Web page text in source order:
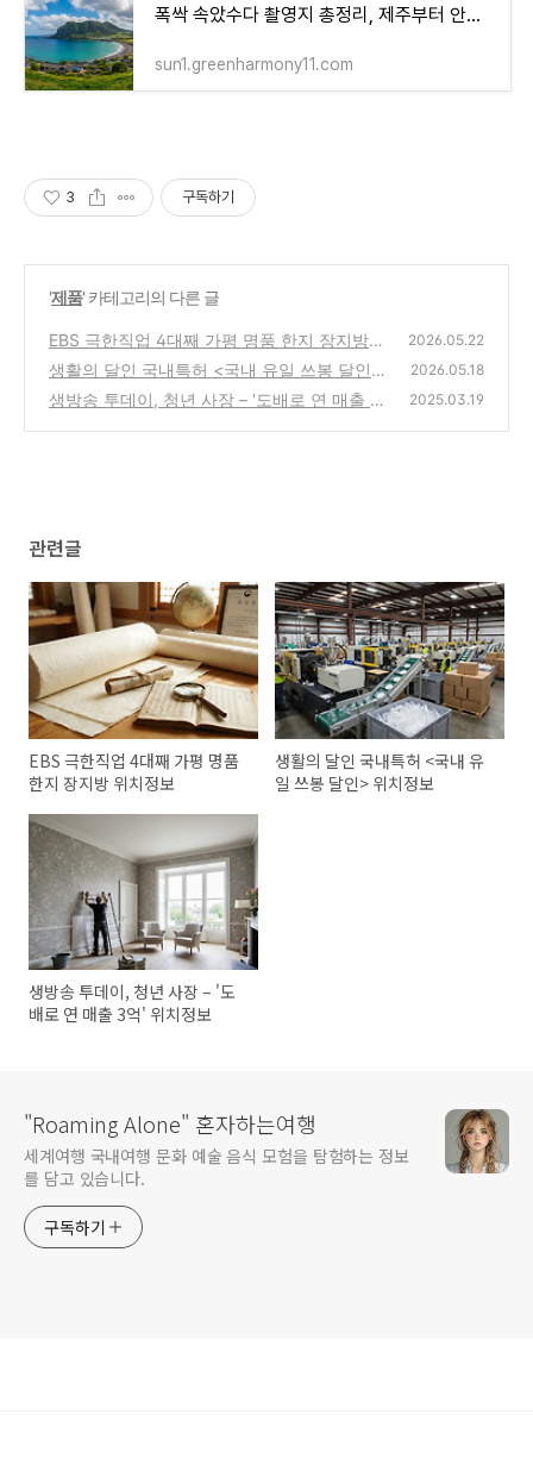
폭싹 속았수다 촬영지 총정리, 제주부터 안동까지 위치!
sun1.greenharmony11.com
3 구독하기
'제품' 카테고리의 다른 글
EBS 극한직업 4대째 가평 명품 한지 장지방
위치정보
(0)
2026.05.22
생활의 달인 국내특허 <국내 유일 쓰봉 달인>
위치정보
(0)
2026.05.18
생방송 투데이, 청년 사장 – '도배로 연 매출 3
2025.03.19
관련글
EBS 극한직업 4대째 가평 명품
한지 장지방 위치정보
생활의 달인 국내특허 <국내 유
일 쓰봉 달인> 위치정보
생방송 투데이, 청년 사장 – '도
배로 연 매출 3억' 위치정보
"Roaming Alone" 혼자하는여행
세계여행 국내여행 문화 예술 음식 모험을 탐험하는 정보
를 담고 있습니다.
구독하기